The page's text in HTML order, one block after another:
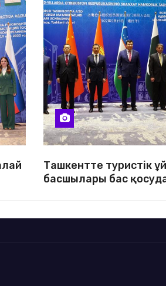
Ташкентте туристік
басшылары бас